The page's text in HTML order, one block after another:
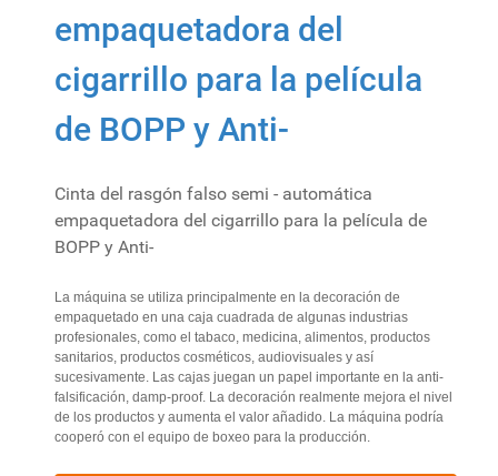
empaquetadora del
cigarrillo para la película
de BOPP y Anti-
Cinta del rasgón falso semi - automática
empaquetadora del cigarrillo para la película de
BOPP y Anti-
La máquina se utiliza principalmente en la decoración de
empaquetado en una caja cuadrada de algunas industrias
profesionales, como el tabaco, medicina, alimentos, productos
sanitarios, productos cosméticos, audiovisuales y así
sucesivamente. Las cajas juegan un papel importante en la anti-
falsificación, damp-proof. La decoración realmente mejora el nivel
de los productos y aumenta el valor añadido. La máquina podría
cooperó con el equipo de boxeo para la producción.